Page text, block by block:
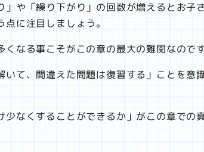
」や「繰り下がり」の回数が増えるとお子
に注目しましょう。
なる事こそがこの章の最大の難関なのです
いて、間違えた問題は復習する」ことを意
少なくすることができるか」がこの章での